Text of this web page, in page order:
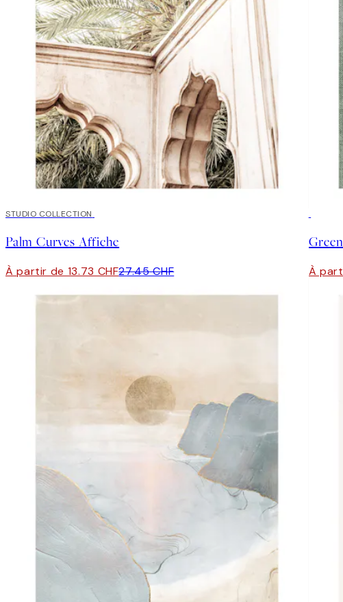
50%*
STUDIO COLLECTION
Palm Curves Affiche
À partir de 13.73 CHF27.45 CHF À